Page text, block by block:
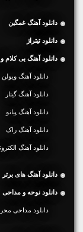
دانلود آهنگ غمگین
دانلود تیتراژ
دانلود آهنگ بی
دانلود آهنگ ویولن
دانلود آهنگ گیتار
دانلود آهنگ پیانو
دانلود آهنگ راک
دانلود آهنگ
دانلود آهنگ های برتر
دانلود نوحه و مداحی
دانلود مداحی